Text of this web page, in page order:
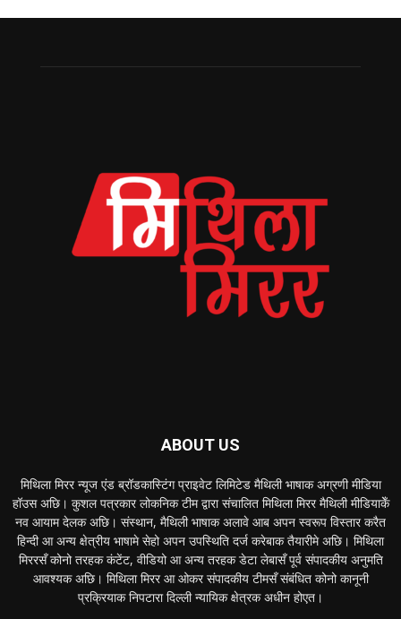
ABOUT US
मिथिला मिरर न्यूज एंड ब्रॉडकास्टिंग प्राइवेट लिमिटेड मैथिली भाषाक अग्रणी मीडिया
हॉउस अछि। कुशल पत्रकार लोकनिक टीम द्वारा संचालित मिथिला मिरर मैथिली मीडियाकेँ
नव आयाम देलक अछि। संस्थान, मैथिली भाषाक अलावे आब अपन स्वरूप विस्तार करैत
हिन्दी आ अन्य क्षेत्रीय भाषामे सेहो अपन उपस्थिति दर्ज करेबाक तैयारीमे अछि। मिथिला
मिररसँ कोनो तरहक कंटेंट, वीडियो आ अन्य तरहक डेटा लेबासँ पूर्व संपादकीय अनुमति
आवश्यक अछि। मिथिला मिरर आ ओकर संपादकीय टीमसँ संबंधित कोनो कानूनी
प्रक्रियाक निपटारा दिल्ली न्यायिक क्षेत्रक अधीन होएत।